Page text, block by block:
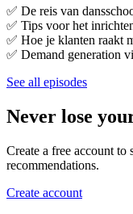
✅ De reis van
✅ Tips voor het
✅ Hoe je klanten raakt
✅ Demand generation
See all episodes
Never lose
Create a free account to
recommendations.
Create account